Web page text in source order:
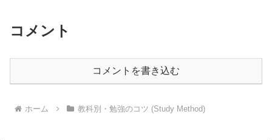
コメント
コメントを書き込む
ホーム 教科別・勉強のコツ (Study Method)